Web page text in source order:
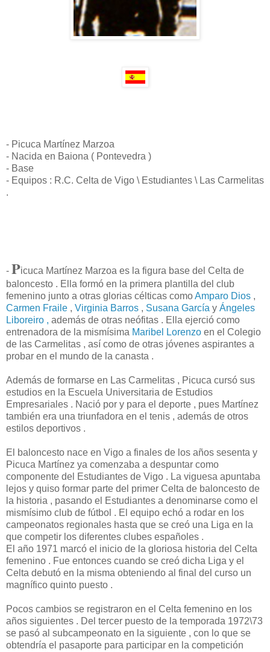
- Picuca Martínez Marzoa
- Nacida en Baiona ( Pontevedra )
- Base
- Equipos : R.C. Celta de Vigo \ Estudiantes \ Las Carmelitas
.
- Picuca Martínez Marzoa es la figura base del Celta de
baloncesto . Ella formó en la primera plantilla del club
femenino junto a otras glorias célticas comoAmparo Dios ,
Carmen Fraile , Virginia Barros , Susana García y Ángeles
Liboreiro , además de otras neófitas . Ella ejerció como
entrenadora de la mismísima Maribel Lorenzo en el Colegio
de las Carmelitas , así como de otras jóvenes aspirantes a
probar en el mundo de la canasta .
Además de formarse en Las Carmelitas , Picuca cursó sus
estudios en la Escuela Universitaria de Estudios
Empresariales . Nació por y para el deporte , pues Martínez
también era una triunfadora en el tenis , además de otros
estilos deportivos .
El baloncesto nace en Vigo a finales de los años sesenta y
Picuca Martínez ya comenzaba a despuntar como
componente del Estudiantes de Vigo . La viguesa apuntaba
lejos y quiso formar parte del primer Celta de baloncesto de
la historia , pasando el Estudiantes a denominarse como el
mismísimo club de fútbol . El equipo echó a rodar en los
campeonatos regionales hasta que se creó una Liga en la
que competir los diferentes clubes españoles .
El año 1971 marcó el inicio de la gloriosa historia del Celta
femenino . Fue entonces cuando se creó dicha Liga y el
Celta debutó en la misma obteniendo al final del curso un
magnífico quinto puesto .
Pocos cambios se registraron en el Celta femenino en los
años siguientes . Del tercer puesto de la temporada 1972\73
se pasó al subcampeonato en la siguiente , con lo que se
obtendría el pasaporte para participar en la competición